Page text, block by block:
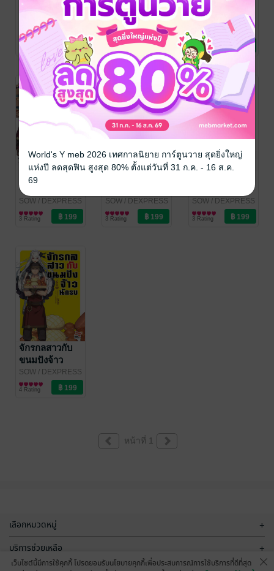
จักรกลสาวกับ
ขนมปังจ้าว
นักรบ เล่ม 7
SOW/ DEXPRESS
ไลท์โนเวล
1 Rating
จักรกลสาวกับ
ขนมปังจ้าว
นักรบ เล่ม 6
SOW/ DEXPRESS
ไลท์โนเวล
2 Rating
จักรกลสาวกับ
ขนมปังจ้าว
นักรบ เล่ม 5
SOW
/ DEXPRESS
ไลท์โนเวล
2 Rating
จักรกลสาวกับ
ขนมปังจ้าว
นักรบ เล่ม 4
SOW / DEXPRESS
ไลท์โนเวล
3 Rating
นักรบ เล่ม 3
SOW / DEXPRESS
ไลท์โนเวล
3 Rating
นักรบ เล่ม 2
SOW/ DEXPRESS
ไลท์โนเวล
3 Rating
จักรกลสาวกับ
ขนมปังจ้าว
นักรบ เล่ม 1
SOW / DEXPRESS
ไลท์โนเวล
4 Rating
หน้าที่ 1
เลือกหมวดหมู่ +
บริการช่วยเหลือ +
เว็บไซต์นี้มีการใช้คุกกี้ โปรดยอมรับนโยบายคุกกี้เพื่อประสบการณ์การใช้บริการที่ดีที่สุด
World's Y meb 2026 เทศกาลนิยาย การ์ตูนวาย สุดยิ่งใหญ่
แห่งปี ลดสุดฟิน สูงสุด 80% ตั้งแต่วันที่ 31 ก.ค. - 16 ส.ค.
69